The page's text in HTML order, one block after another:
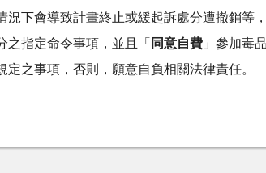
況下會導致計畫終止或緩起訴處分遭撤銷等
之指定命令事項，並且「 同意自費 」參加毒
定之事項，否則，願意自負相關法律責任。